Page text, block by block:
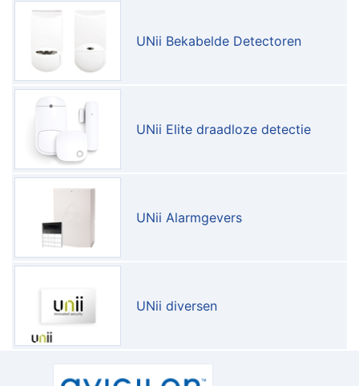
UNii Bekabelde Detectoren
UNii Elite draadloze detectie
UNii Alarmgevers
UNii diversen